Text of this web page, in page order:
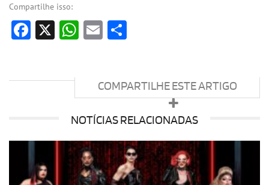
Compartilhe isso:
Facebook
X WhatsApp
Email
COMPARTILHE ESTE ARTIGO
NOTÍCIAS RELACIONADAS